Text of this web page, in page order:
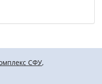
СФУ,